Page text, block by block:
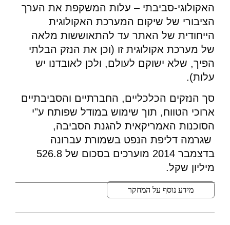
האקולוגי-סביבתי – עלות המשקפת את הערך
הציבורי של שיקום המערכת האקולוגית
הייחודית של האתר עד להתאוששות מלאה
של מערכת אקולוגית זו (וכן את הנזק הבלתי
הפיך, שלא ישוקם לעולם, ולכן לאובדנו יש
עלות).
סך הנזקים הכלכליים, החברתיים והסביבתיים
ארוכי הטווח, תוך שימוש במודל שפותח ע"י
הסוכנות האמריקאית להגנת הסביבה,
שגרמה דליפת הנפט בשמורת עברונה
בדצמבר 2014 מוערכים בסכום של 526.8
מיליון שקל.
מידע נוסף על המחקר